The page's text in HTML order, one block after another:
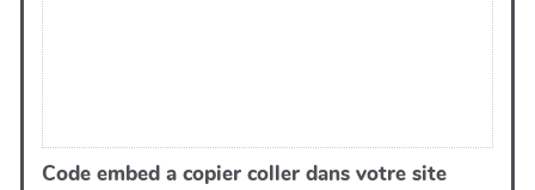
Code embed a copier coller dans votre site